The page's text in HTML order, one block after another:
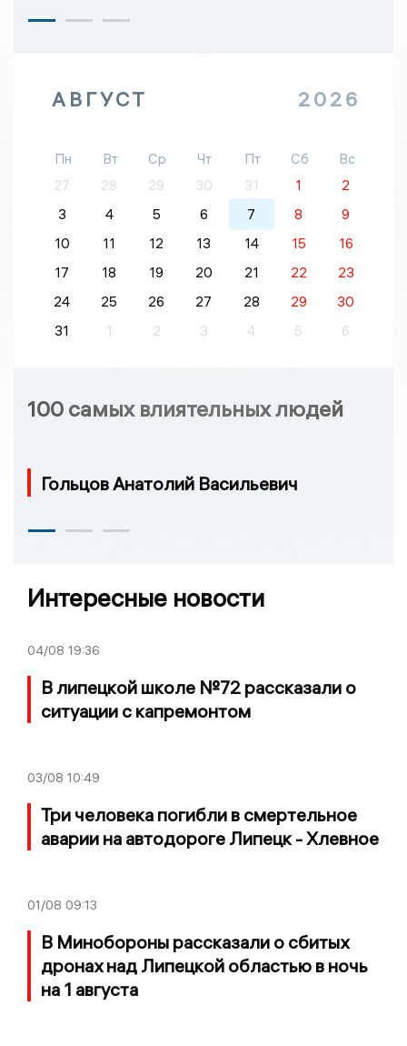
АВГУСТ 2026
Пн Вт Ср Чт Пт Сб
Вс
27
28 29 30 31 1
2
3
4 5 6 7 8
9
10
11 12 13 14 15
16
17
18 19 20 21 22
23
24
25 26 27 28 29
30
31
1 2 3 4 5 6
100 самых влиятельных людей
Гольцов Анатолий Васильевич
Интересные новости
04/08 19:36
В липецкой школе №72 рассказали о
ситуации с капремонтом
03/08 10:49
Три человека погибли в смертельное
аварии на автодороге Липецк - Хлевное
01/08 09:13
В Минобороны рассказали о сбитых
дронах над Липецкой областью в ночь
на 1 августа